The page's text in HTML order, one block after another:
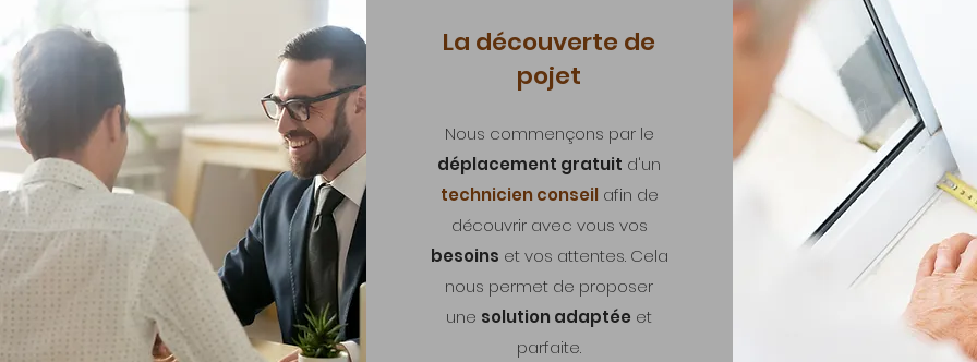
La découverte de
pojet
Nous commençons par le
déplacement gratuit d'un
technicien conseil afin de
découvrir avec vous vos
besoins et vos attentes. Cela
nous permet de proposer
une solution adaptée et
parfaite.